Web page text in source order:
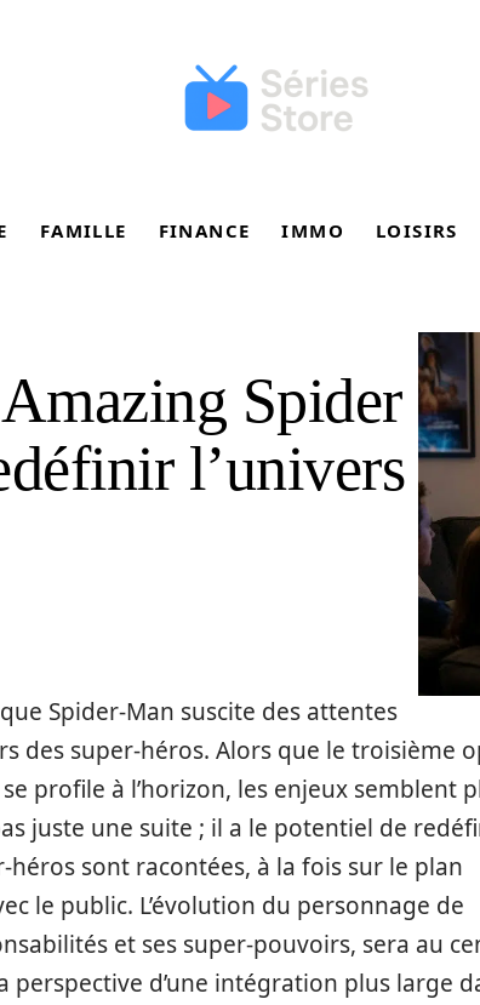
FAMILLE FINANCE IMMO LOISIRS
Spider
l’univers
Spider-Man suscite des attentes
des super-héros. Alors que le troisième
profile à l’horizon, les enjeux semblent
juste une suite ; il a le potentiel de
sont racontées, à la fois sur le plan
le public. L’évolution du personnage de
et ses super-pouvoirs, sera au
perspective d’une intégration plus large